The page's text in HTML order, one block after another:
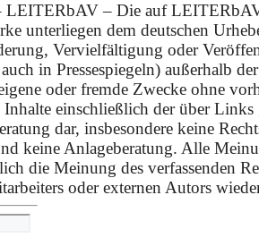
LEITERbAV – Die auf
unterliegen dem deutschen
Vervielfältigung oder
in Pressespiegeln) außerhalb
oder fremde Zwecke ohne
einschließlich der über Links
dar, insbesondere keine
keine Anlageberatung. Alle
die Meinung des verfassenden
oder externen Autors